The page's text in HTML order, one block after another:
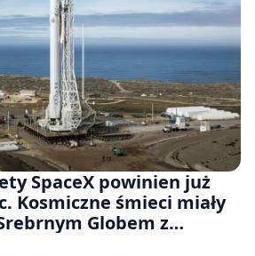
SpaceX powinien już
Kosmiczne śmieci miały
Globem z
km/h